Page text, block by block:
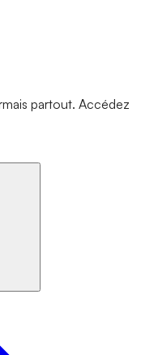
partout. Accédez